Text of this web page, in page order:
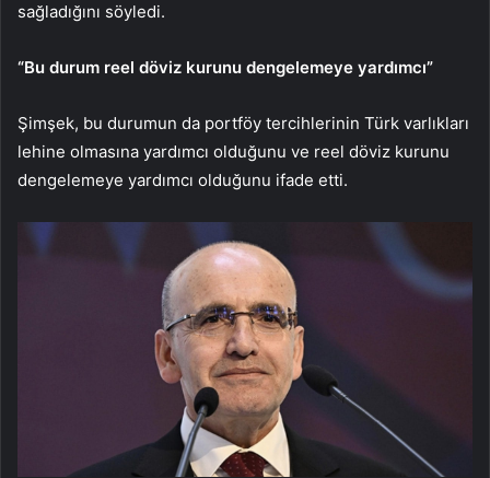
sağladığını söyledi.
“Bu durum reel döviz kurunu dengelemeye yardımcı”
Şimşek, bu durumun da portföy tercihlerinin Türk varlıkları
lehine olmasına yardımcı olduğunu ve reel döviz kurunu
dengelemeye yardımcı olduğunu ifade etti.